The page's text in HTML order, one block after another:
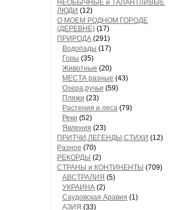
НЕОБЫЧНЫЕ и ТАЛАНТЛИВЫЕ
ЛЮДИ (12)
О МОЕМ РОДНОМ ГОРОДЕ
(ДЕРЕВНЕ) (17)
ПРИРОДА (291)
Водопады (17)
Горы (35)
Животные (20)
МЕСТА разные (43)
Озера,ручьи (59)
Пляжи (23)
Растения и леса (79)
Реки (52)
Явления (23)
ПРИТЧИ,ЛЕГЕНДЫ,СТИХИ (12)
Разное (70)
РЕКОРДЫ (2)
СТРАНЫ и КОНТИНЕНТЫ (709)
АВСТРАЛИЯ (5)
УКРАИНА (2)
Саудовская Аравия (1)
АЗИЯ (33)